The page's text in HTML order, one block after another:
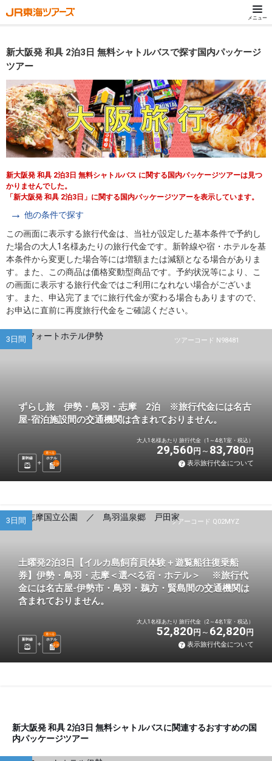
メニュー
新大阪発 和具 2泊3日 無料シャトルバスで探す国内パッケージ
ツアー
新大阪発 和具 2泊3日 無料シャトルバス に関する国内パッケージツアーは見つ
かりませんでした。
「新大阪発 和具 2泊3日」に関する国内パッケージツアーを表示しています。
他の条件で探す
この画面に表示する旅行代金は、当社が設定した基本条件で予約し
た場合の大人1名様あたりの旅行代金です。新幹線や宿・ホテルを基
本条件から変更した場合等には増額または減額となる場合がありま
す。また、この商品は価格変動型商品です。予約状況等により、こ
の画面に表示する旅行代金ではご利用になれない場合がございま
す。また、申込完了までに旅行代金が変わる場合もありますので、
お申込に直前に再度旅行代金をご確認ください。
ツアーコード N98481
3日間
ずらし旅 伊勢・鳥羽・志摩 2泊 ※旅行代金には名古
屋-宿泊施設間の交通機関は含まれておりません。
新幹線 ホテル
選べる
2泊
大人1名様あたり 旅行代金（1～4名1室・税込）
29,560 円 83,780 円
表示旅行代金について
ツアーコード Q02MYZ
3日間
土曜発2泊3日【イルカ島飼育員体験＋遊覧船往復乗船
券】伊勢・鳥羽・志摩＜選べる宿・ホテル＞ ※旅行代
金には名古屋-伊勢市・鳥羽・鵜方・賢島間の交通機関は
含まれておりません。
新幹線 ホテル
選べる
2泊
大人1名様あたり 旅行代金（2～4名1室・税込）
52,820 円 62,820 円
表示旅行代金について
新大阪発 和具 2泊3日 無料シャトルバスに関連するおすすめの国
内パッケージツアー